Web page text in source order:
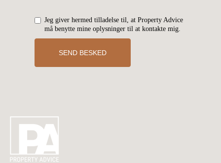
Jeg giver hermed tilladelse til, at Property Advice
må benytte mine oplysninger til at kontakte mig.